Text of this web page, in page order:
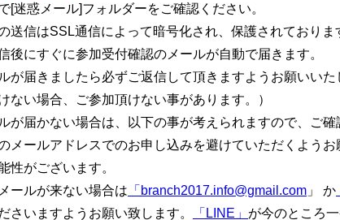
[迷惑メール]フォルダーをご確認ください。
送信はSSL通信によって暗号化され、保護されておりま
後にすぐに参加受付確認のメールが自動で届きます。
が届きましたら必ずご返信して頂きますようお願いいた
ない場合、ご参加頂けない事があります。）
が届かない場合は、以下の事が考えられますので、ご確
メールアドレスでのお申し込みを避けていただくよう
性がございます。
ールが来ない場合は 「branch2017.info@gmail.com 」 か
さいますようお願い致します。
「LINE」 が今のところ一